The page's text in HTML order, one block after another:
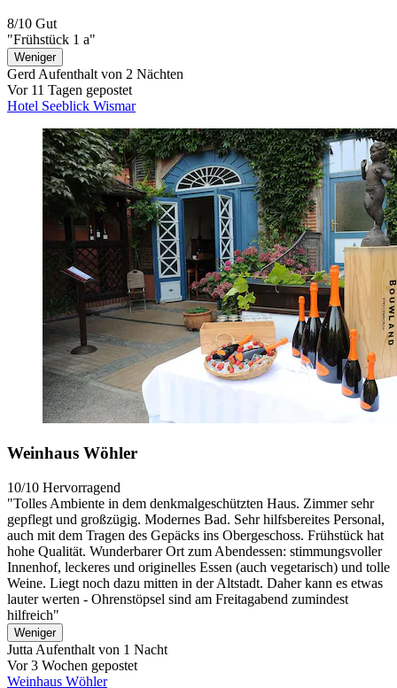
8/10 Gut
"Frühstück 1 a"
Weniger
Gerd Aufenthalt von 2 Nächten
Vor 11 Tagen gepostet
Hotel Seeblick Wismar
Weinhaus Wöhler
10/10 Hervorragend
"Tolles Ambiente in dem denkmalgeschützten Haus. Zimmer sehr
gepflegt und großzügig. Modernes Bad. Sehr hilfsbereites Personal,
auch mit dem Tragen des Gepäcks ins Obergeschoss. Frühstück hat
hohe Qualität. Wunderbarer Ort zum Abendessen: stimmungsvoller
Innenhof, leckeres und originelles Essen (auch vegetarisch) und tolle
Weine. Liegt noch dazu mitten in der Altstadt. Daher kann es etwas
lauter werten - Ohrenstöpsel sind am Freitagabend zumindest
hilfreich"
Weniger
Jutta Aufenthalt von 1 Nacht
Vor 3 Wochen gepostet
Weinhaus Wöhler